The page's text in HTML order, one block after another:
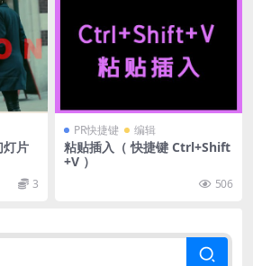
灯片
3
PR快捷键 编辑
粘贴插入（ 快捷键 Ctrl+Shift
+V ）
506